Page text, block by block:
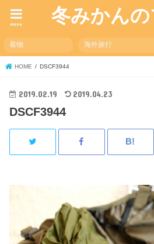
冬みかん
menu
着物 海外旅行
HOME DSCF3944
2019.02.19 2019.04.23
DSCF3944